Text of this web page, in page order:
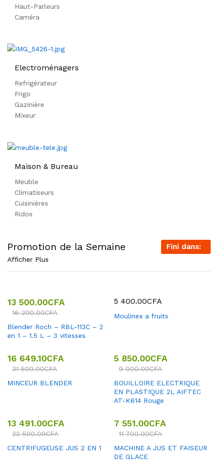
Haut-Parleurs
Caméra
Electroménagers
Refrigérateur
Frigo
Gazinière
Mixeur
Maison & Bureau
Meuble
Climatiseurs
Cuisinières
Ridos
Promotion de la Semaine Fini dans:
Afficher Plus
13 500.00CFA
16 200.00CFA
Blender Roch – RBL-113C – 2
en 1 – 1.5 L – 3 vitesses
5 400.00CFA
Moulinex a fruits
16 649.10CFA
31 500.00CFA
MINCEUR BLENDER
5 850.00CFA
9 000.00CFA
BOUILLOIRE ELECTRIQUE
EN PLASTIQUE 2L AIFTEC
AT-K614 Rouge
13 491.00CFA
22 500.00CFA
CENTRIFUGEUSE JUS 2 EN 1
7 551.00CFA
11 700.00CFA
MACHINE A JUS ET FAISEUR
DE GLACE